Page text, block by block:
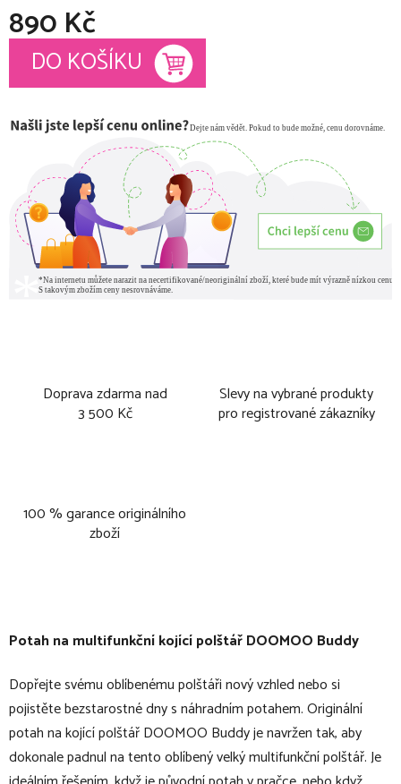
890 Kč
Měrná cena:
DO KOŠÍKU
Doprava zdarma nad
3 500 Kč
Slevy na vybrané produkty
pro registrované zákazníky
100 % garance originálního
zboží
Potah na multifunkční kojící polštář DOOMOO Buddy
Dopřejte svému oblíbenému polštáři nový vzhled nebo si
pojistěte bezstarostné dny s náhradním potahem. Originální
potah na kojící polštář DOOMOO Buddy je navržen tak, aby
dokonale padnul na tento oblíbený velký multifunkční polštář. Je